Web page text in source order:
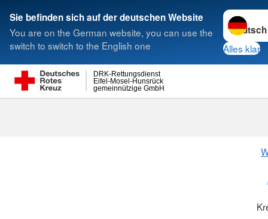
Sie befinden sich auf der deutschen Website
You are on the German website, you can use the
switch to switch to the English one
Sprache
Alles klar
gemeinnützige GmbH
Eifel-Mosel-Hunsrück
DRK-Rettungsdienst
Suche